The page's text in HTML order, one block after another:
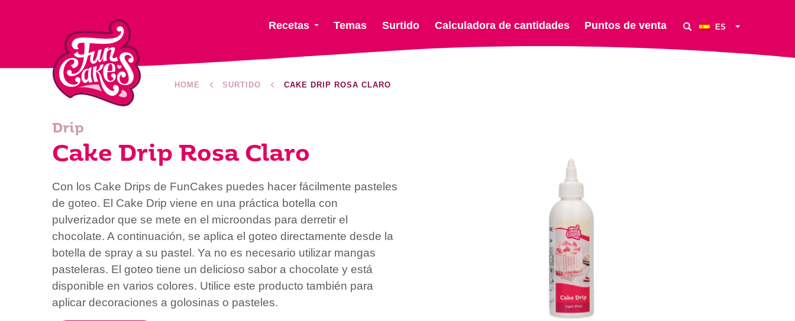
Recetas Temas Surtido Calculadora de cantidades Puntos de venta ES
HOME SURTIDO CAKE DRIP ROSA CLARO
Drip
Cake Drip Rosa Claro
Con los Cake Drips de FunCakes puedes hacer fácilmente pasteles
de goteo. El Cake Drip viene en una práctica botella con
pulverizador que se mete en el microondas para derretir el
chocolate. A continuación, se aplica el goteo directamente desde la
botella de spray a su pastel. Ya no es necesario utilizar mangas
pasteleras. El goteo tiene un delicioso sabor a chocolate y está
disponible en varios colores. Utilice este producto también para
aplicar decoraciones a golosinas o pasteles.